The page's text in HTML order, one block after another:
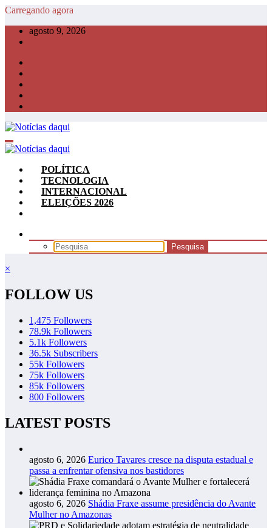
Pular
conteúdo
Carregando agora
agosto 9, 2026
POLÍTICA
TECNOLOGIA
INTERNACIONAL
ELEIÇÕES 2026
×
FOLLOW US
1,475 Followers
78.9k Followers
5.1k Followers
36.5k Subscribers
55k Followers
75k Followers
85k Followers
800 Followers
LATEST POSTS
agosto 6, 2026 Eurico Tavares cresce na disputa estadual e
passa a enfrentar ofensiva nos bastidores
agosto 6, 2026 Shádia Fraxe assume presidência do Avante
Mulher no Amazonas